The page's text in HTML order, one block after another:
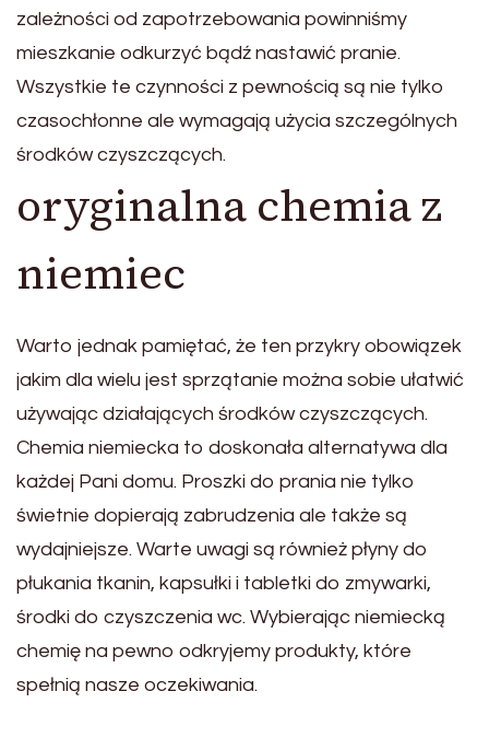
zależności od zapotrzebowania powinniśmy
mieszkanie odkurzyć bądź nastawić pranie.
Wszystkie te czynności z pewnością są nie tylko
czasochłonne ale wymagają użycia szczególnych
środków czyszczących.
oryginalna chemia z
niemiec
Warto jednak pamiętać, że ten przykry obowiązek
jakim dla wielu jest sprzątanie można sobie ułatwić
używając działających środków czyszczących.
Chemia niemiecka to doskonała alternatywa dla
każdej Pani domu. Proszki do prania nie tylko
świetnie dopierają zabrudzenia ale także są
wydajniejsze. Warte uwagi są również płyny do
płukania tkanin, kapsułki i tabletki do zmywarki,
środki do czyszczenia wc. Wybierając niemiecką
chemię na pewno odkryjemy produkty, które
spełnią nasze oczekiwania.